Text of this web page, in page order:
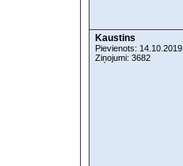
Kaustins
Pievienots: 14.10.2019
Ziņojumi: 3682